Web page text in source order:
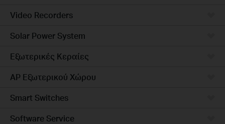
Video Recorders
Solar Power System
Εξωτερικές Κεραίες
AP Εξωτερικού Χώρου
Smart Switches
Software Service